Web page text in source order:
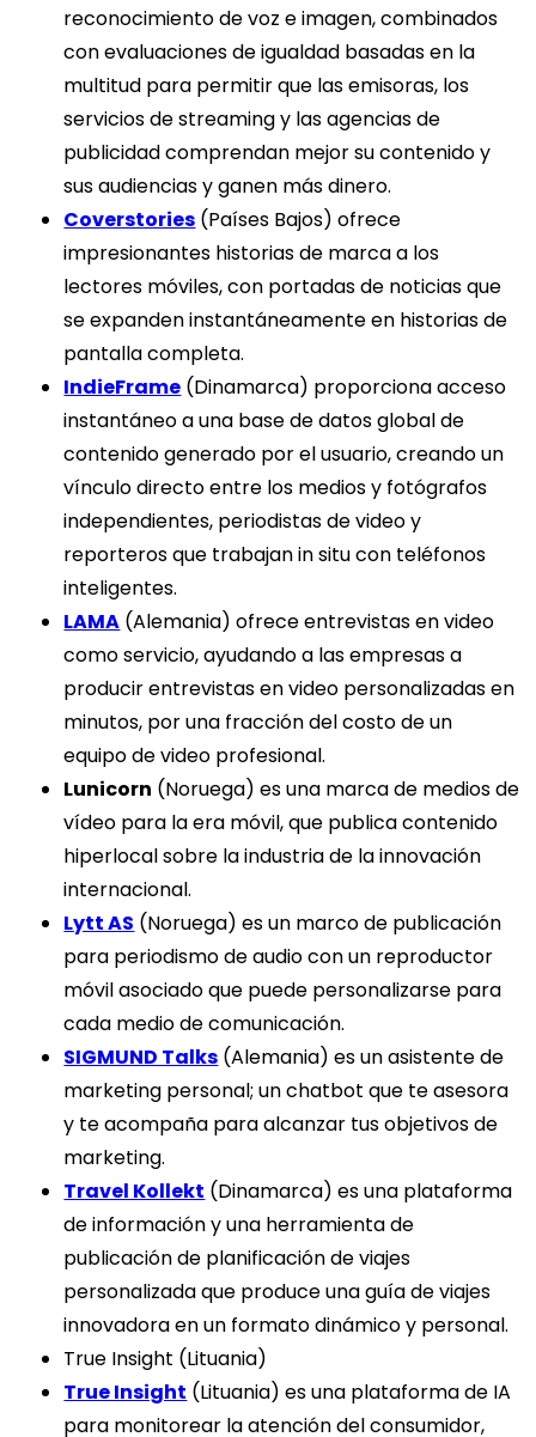
reconocimiento de voz e imagen, combinados
con evaluaciones de igualdad basadas en la
multitud para permitir que las emisoras, los
servicios de streaming y las agencias de
publicidad comprendan mejor su contenido y
sus audiencias y ganen más dinero.
Coverstories (Países Bajos) ofrece
impresionantes historias de marca a los
lectores móviles, con portadas de noticias que
se expanden instantáneamente en historias de
pantalla completa.
IndieFrame (Dinamarca) proporciona acceso
instantáneo a una base de datos global de
contenido generado por el usuario, creando un
vínculo directo entre los medios y fotógrafos
independientes, periodistas de video y
reporteros que trabajan in situ con teléfonos
inteligentes.
LAMA (Alemania) ofrece entrevistas en video
como servicio, ayudando a las empresas a
producir entrevistas en video personalizadas en
minutos, por una fracción del costo de un
equipo de video profesional.
Lunicorn (Noruega) es una marca de medios de
vídeo para la era móvil, que publica contenido
hiperlocal sobre la industria de la innovación
internacional.
Lytt AS (Noruega) es un marco de publicación
para periodismo de audio con un reproductor
móvil asociado que puede personalizarse para
cada medio de comunicación.
SIGMUND Talks (Alemania) es un asistente de
marketing personal; un chatbot que te asesora
y te acompaña para alcanzar tus objetivos de
marketing.
Travel Kollekt (Dinamarca) es una plataforma
de información y una herramienta de
publicación de planificación de viajes
personalizada que produce una guía de viajes
innovadora en un formato dinámico y personal.
True Insight (Lituania)
True Insight (Lituania) es una plataforma de IA
para monitorear la atención del consumidor,